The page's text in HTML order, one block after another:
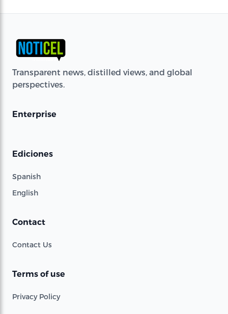
Transparent news, distilled views, and global
perspectives.
Enterprise
Ediciones
Spanish
English
Contact
Contact Us
Terms of use
Privacy Policy